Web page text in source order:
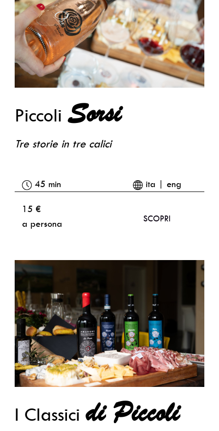
Piccoli Sorsi
Tre storie in tre calici
45 min ita | eng
15 €
a persona
SCOPRI
I Classici di Piccoli